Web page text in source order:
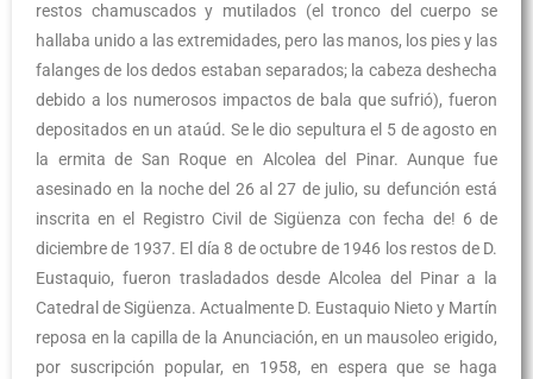
restos chamuscados y mutilados (el tronco del cuerpo se
hallaba unido a las extremidades, pero las manos, los pies y las
falanges de los dedos estaban separados; la cabeza deshecha
debido a los numerosos impactos de bala que sufrió), fueron
depositados en un ataúd. Se le dio sepultura el 5 de agosto en
la ermita de San Roque en Alcolea del Pinar. Aunque fue
asesinado en la noche del 26 al 27 de julio, su defunción está
inscrita en el Registro Civil de Sigüenza con fecha de! 6 de
diciembre de 1937. El día 8 de octubre de 1946 los restos de D.
Eustaquio, fueron trasladados desde Alcolea del Pinar a la
Catedral de Sigüenza. Actualmente D. Eustaquio Nieto y Martín
reposa en la capilla de la Anunciación, en un mausoleo erigido,
por suscripción popular, en 1958, en espera que se haga